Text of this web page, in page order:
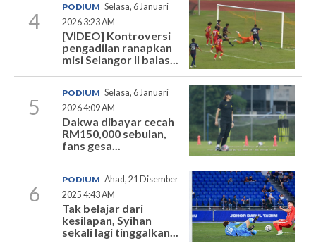
4
PODIUM Selasa, 6 Januari
2026 3:23 AM
[VIDEO] Kontroversi
pengadilan ranapkan
misi Selangor II balas...
5
PODIUM Selasa, 6 Januari
2026 4:09 AM
Dakwa dibayar cecah
RM150,000 sebulan,
fans gesa...
6
PODIUM Ahad, 21 Disember
2025 4:43 AM
Tak belajar dari
kesilapan, Syihan
sekali lagi tinggalkan...